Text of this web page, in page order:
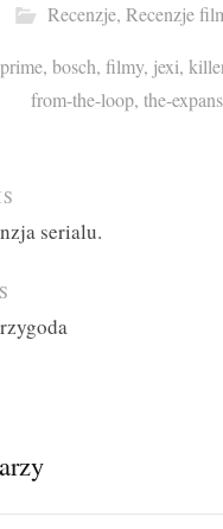
Recenzje, Recenzje
, bosch, filmy, jexi,
from-the-loop, the-
serialu.